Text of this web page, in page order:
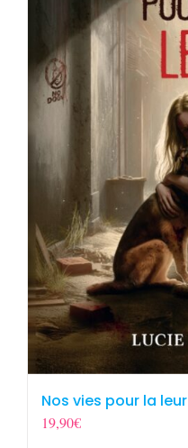
Nos vies pour la leur
19,90€